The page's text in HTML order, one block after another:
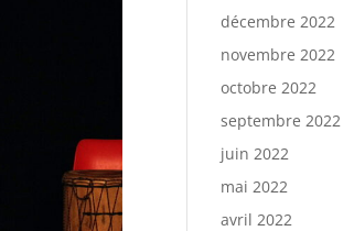
décembre 2022
novembre 2022
octobre 2022
septembre 2022
juin 2022
mai 2022
avril 2022